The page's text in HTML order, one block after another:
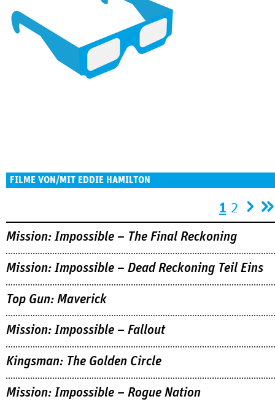
FILME VON/MIT EDDIE HAMILTON
1 2
Mission: Impossible – The Final Reckoning
Mission: Impossible – Dead Reckoning Teil Eins
Top Gun: Maverick
Mission: Impossible – Fallout
Kingsman: The Golden Circle
Mission: Impossible – Rogue Nation